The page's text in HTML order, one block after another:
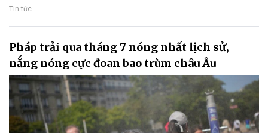
Tin tức
Pháp trải qua tháng 7 nóng nhất lịch sử,
nắng nóng cực đoan bao trùm châu Âu